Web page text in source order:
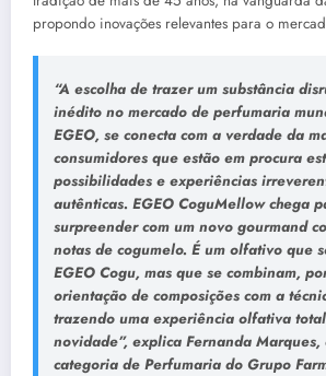
propondo inovações relevantes para o
“A escolha de trazer um substância
inédito no mercado de perfumaria
EGEO, se conecta com a verdade da
consumidores que estão em procura
possibilidades e experiências
autênticas. EGEO CoguMellow chega
surpreender com um novo gourmand
notas de cogumelo. É um olfativo que
EGEO Cogu, mas que se combinam,
orientação de composições com a
trazendo uma experiência olfativa
novidade”, explica Fernanda Marques,
categoria de Perfumaria do Grupo